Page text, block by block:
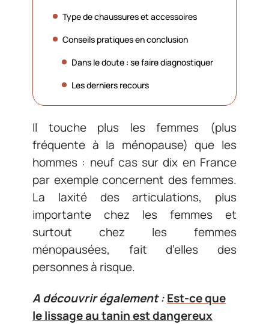
Type de chaussures et accessoires
Conseils pratiques en conclusion
Dans le doute : se faire diagnostiquer
Les derniers recours
Il touche plus les femmes (plus
fréquente à la ménopause) que les
hommes : neuf cas sur dix en France
par exemple concernent des femmes.
La laxité des articulations, plus
importante chez les femmes et
surtout chez les femmes
ménopausées, fait d’elles des
personnes à risque.
A découvrir également :Est-ce que
le lissage au tanin est dangereux